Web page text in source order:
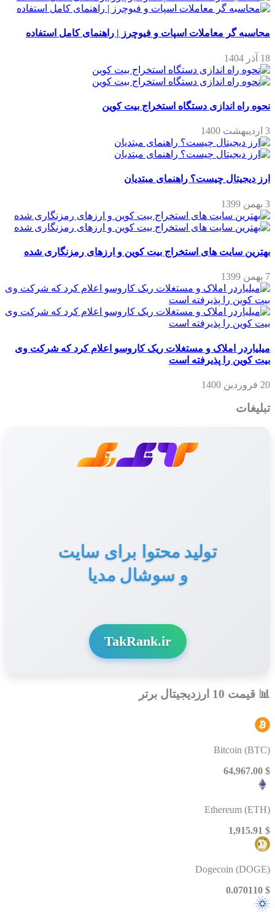
محاسبه گر معاملات اسپات و فیوچرز | راهنمای کامل استفاده
18 آذر 1404
نحوه راه اندازی دستگاه استخراج بیت کوین
3 اردیبهشت 1400
ارز دیجیتال چیست؟ راهنمای مبتدیان
3 بهمن 1399
بهترین سایت های استخراج بیت کوین و ارزهای رمزنگاری شده
7 بهمن 1399
میلیاردر املاک و مستغلات ریک کاروسو اعلام کرد که شرکت وی
بیت کوین را پذیرفته است
20 فروردین 1400
تبلیغات
تولید محتوا برای سایت
و سوشال مدیا
TakRank.ir
📊 قیمت 10 ارزدیجیتال برتر
Bitcoin (BTC)
$ 64,967.00
Ethereum (ETH)
$ 1,915.91
Dogecoin (DOGE)
$ 0.070110